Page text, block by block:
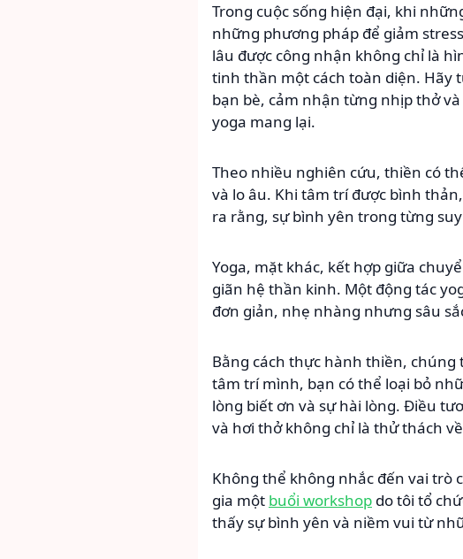
Trong cuộc sống hiện đại, khi
những phương pháp để giảm
lâu được công nhận không chỉ là
tinh thần một cách toàn diện. Hãy
bạn bè, cảm nhận từng nhịp thở
yoga mang lại.
Theo nhiều nghiên cứu, thiền có
và lo âu. Khi tâm trí được bình
ra rằng, sự bình yên trong từng
Yoga, mặt khác, kết hợp giữa
giãn hệ thần kinh. Một động tác
đơn giản, nhẹ nhàng nhưng sâu
Bằng cách thực hành thiền,
tâm trí mình, bạn có thể loại bỏ
lòng biết ơn và sự hài lòng. Điều
và hơi thở không chỉ là thử thách
Không thể không nhắc đến vai trò
gia một buổi workshop do tôi tổ
thấy sự bình yên và niềm vui từ